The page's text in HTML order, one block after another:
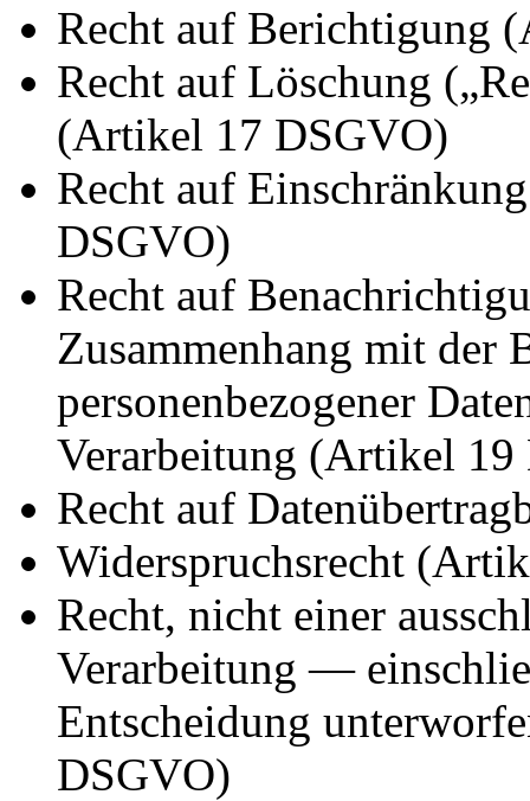
Recht auf Berichtigung
Recht auf Löschung
(Artikel 17 DSGVO)
Recht auf
DSGVO)
Recht auf
Zusammenhang mit der
personenbezogener
Verarbeitung (Artikel 19
Recht auf
Widerspruchsrecht
Recht, nicht einer
Verarbeitung —
Entscheidung
DSGVO)